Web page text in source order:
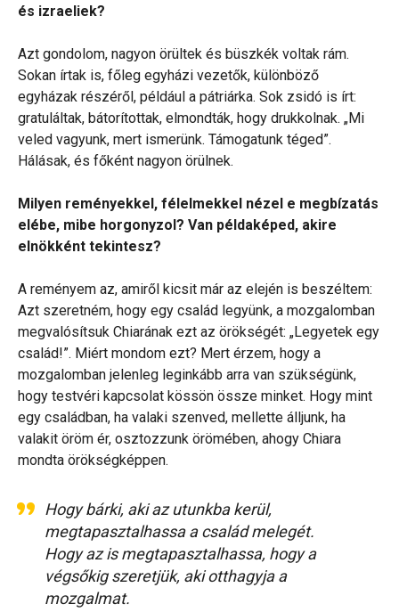
és izraeliek?
Azt gondolom, nagyon örültek és büszkék voltak rám.
Sokan írtak is, főleg egyházi vezetők, különböző
egyházak részéről, például a pátriárka. Sok zsidó is írt:
gratuláltak, bátorítottak, elmondták, hogy drukkolnak. „Mi
veled vagyunk, mert ismerünk. Támogatunk téged”.
Hálásak, és főként nagyon örülnek.
Milyen reményekkel, félelmekkel nézel e megbízatás
elébe, mibe horgonyzol? Van példaképed, akire
elnökként tekintesz?
A reményem az, amiről kicsit már az elején is beszéltem:
Azt szeretném, hogy egy család legyünk, a mozgalomban
megvalósítsuk Chiarának ezt az örökségét: „Legyetek egy
család!”. Miért mondom ezt? Mert érzem, hogy a
mozgalomban jelenleg leginkább arra van szükségünk,
hogy testvéri kapcsolat kössön össze minket. Hogy mint
egy családban, ha valaki szenved, mellette álljunk, ha
valakit öröm ér, osztozzunk örömében, ahogy Chiara
mondta örökségképpen.
Hogy bárki, aki az utunkba kerül,
megtapasztalhassa a család melegét.
Hogy az is megtapasztalhassa, hogy a
végsőkig szeretjük, aki otthagyja a
mozgalmat.